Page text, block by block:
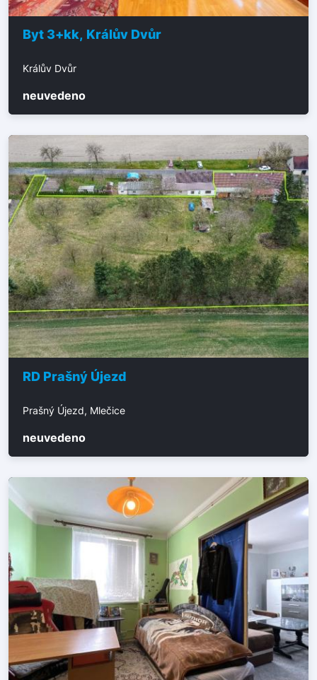
Byt 3+kk, Králův Dvůr
Králův Dvůr
neuvedeno
RD Prašný Újezd
Prašný Újezd, Mlečice
neuvedeno